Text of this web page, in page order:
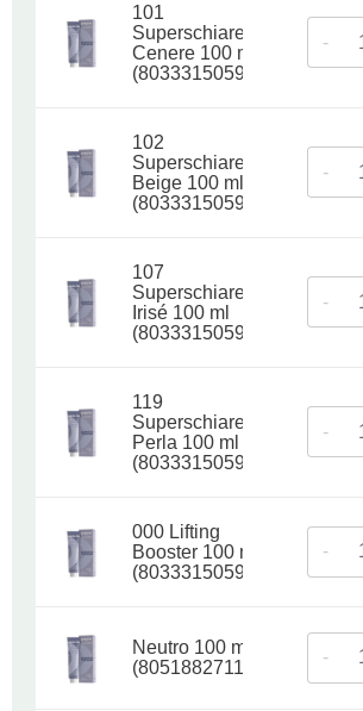
101
Superschiarente
Cenere 100 ml
(8033315059304)
-
102
Superschiarente
Beige 100 ml
(8033315059311)
-
107
Superschiarente
Irisé 100 ml
(8033315059328)
-
119
Superschiarente
Perla 100 ml
(8033315059335)
-
000 Lifting
Booster 100 ml
(8033315059342)
-
Neutro 100 ml
(8051882711692)
-